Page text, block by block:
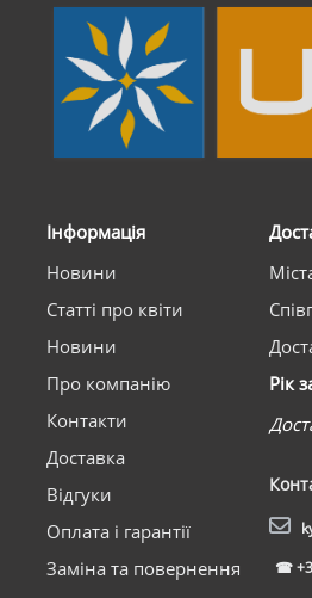
Інформація
Новини
Статті про квіти
Новини
Про компанію
Контакти
Доставка
Відгуки
Оплата і гарантії
Заміна та повернення
Рік
☎